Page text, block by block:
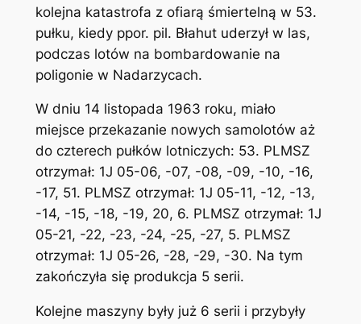
kolejna katastrofa z ofiarą śmiertelną w 53.
pułku, kiedy ppor. pil. Błahut uderzył w las,
podczas lotów na bombardowanie na
poligonie w Nadarzycach.
W dniu 14 listopada 1963 roku, miało
miejsce przekazanie nowych samolotów aż
do czterech pułków lotniczych: 53. PLMSZ
otrzymał: 1J 05-06, -07, -08, -09, -10, -16,
-17, 51. PLMSZ otrzymał: 1J 05-11, -12, -13,
-14, -15, -18, -19, 20, 6. PLMSZ otrzymał: 1J
05-21, -22, -23, -24, -25, -27, 5. PLMSZ
otrzymał: 1J 05-26, -28, -29, -30. Na tym
zakończyła się produkcja 5 serii.
Kolejne maszyny były już 6 serii i przybyły